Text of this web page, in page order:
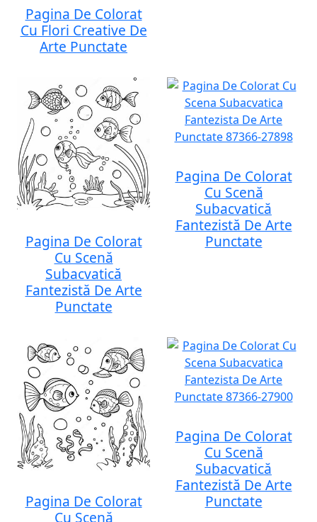
Pagina De Colorat
Cu Flori Creative De
Arte Punctate
Pagina De Colorat
Cu Scenă
Subacvatică
Fantezistă De Arte
Punctate
Pagina De Colorat
Cu Scenă
Subacvatică
Fantezistă De Arte
Punctate
Pagina De Colorat
Cu Scenă
Pagina De Colorat
Cu Scenă
Subacvatică
Fantezistă De Arte
Punctate